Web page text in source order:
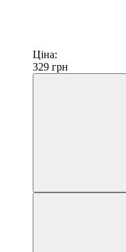
Ціна:
329 грн